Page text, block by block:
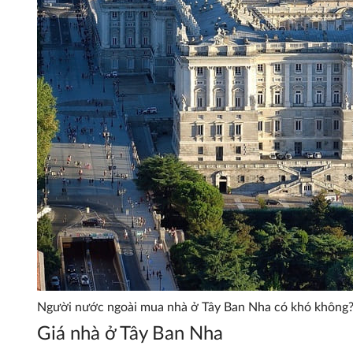
Người nước ngoài mua nhà ở Tây Ban Nha có khó không?
Giá nhà ở Tây Ban Nha